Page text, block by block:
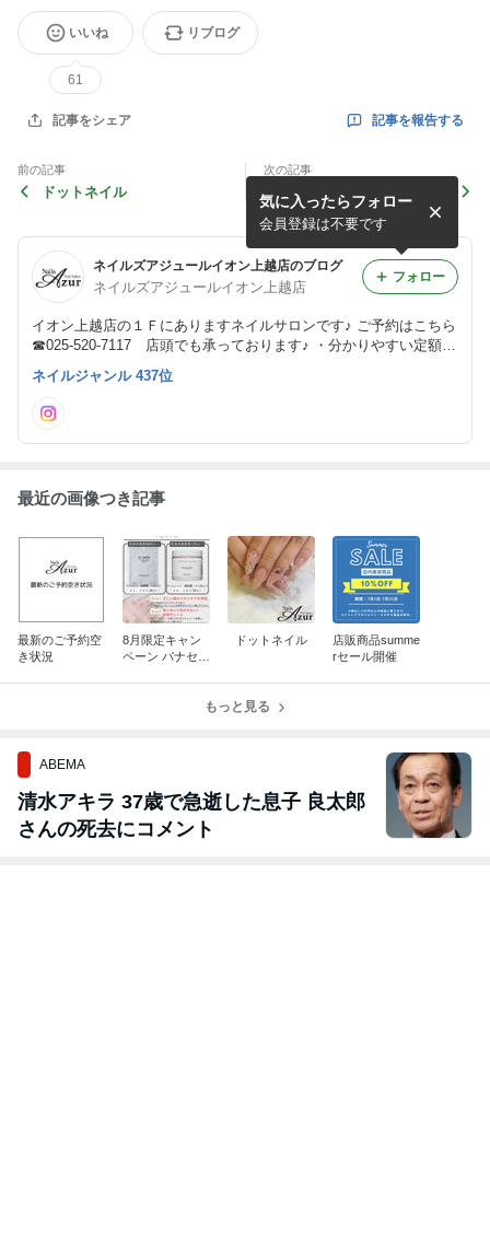
いいね
61
リブログ
記事をシェア 記事を報告する
前の記事
ドットネイル
次の記事
店販商品summerセール開催
ネイルズアジュールイオン上越店のブログ
ネイルズアジュールイオン上越店
イオン上越店の１Ｆにありますネイルサロンです♪ ご予約はこちら
☎︎025-520-7117 店頭でも承っております♪ ・分かりやすい定額制
・痛くない巻き爪ケア ・ケアメニューも豊富 お気軽にお問合せく
ださいませ❤
気に入ったらフォロー
会員登録は不要です
フォロー
ネイルジャンル 437位
最近の画像つき記事
最新のご予約空
き状況
8月限定キャン
ペーン パナセト
ドットネイル
店販商品summe
rセール開催
もっと見る
ABEMA
清水アキラ 37歳で急逝した息子 良太郎
さんの死去にコメント